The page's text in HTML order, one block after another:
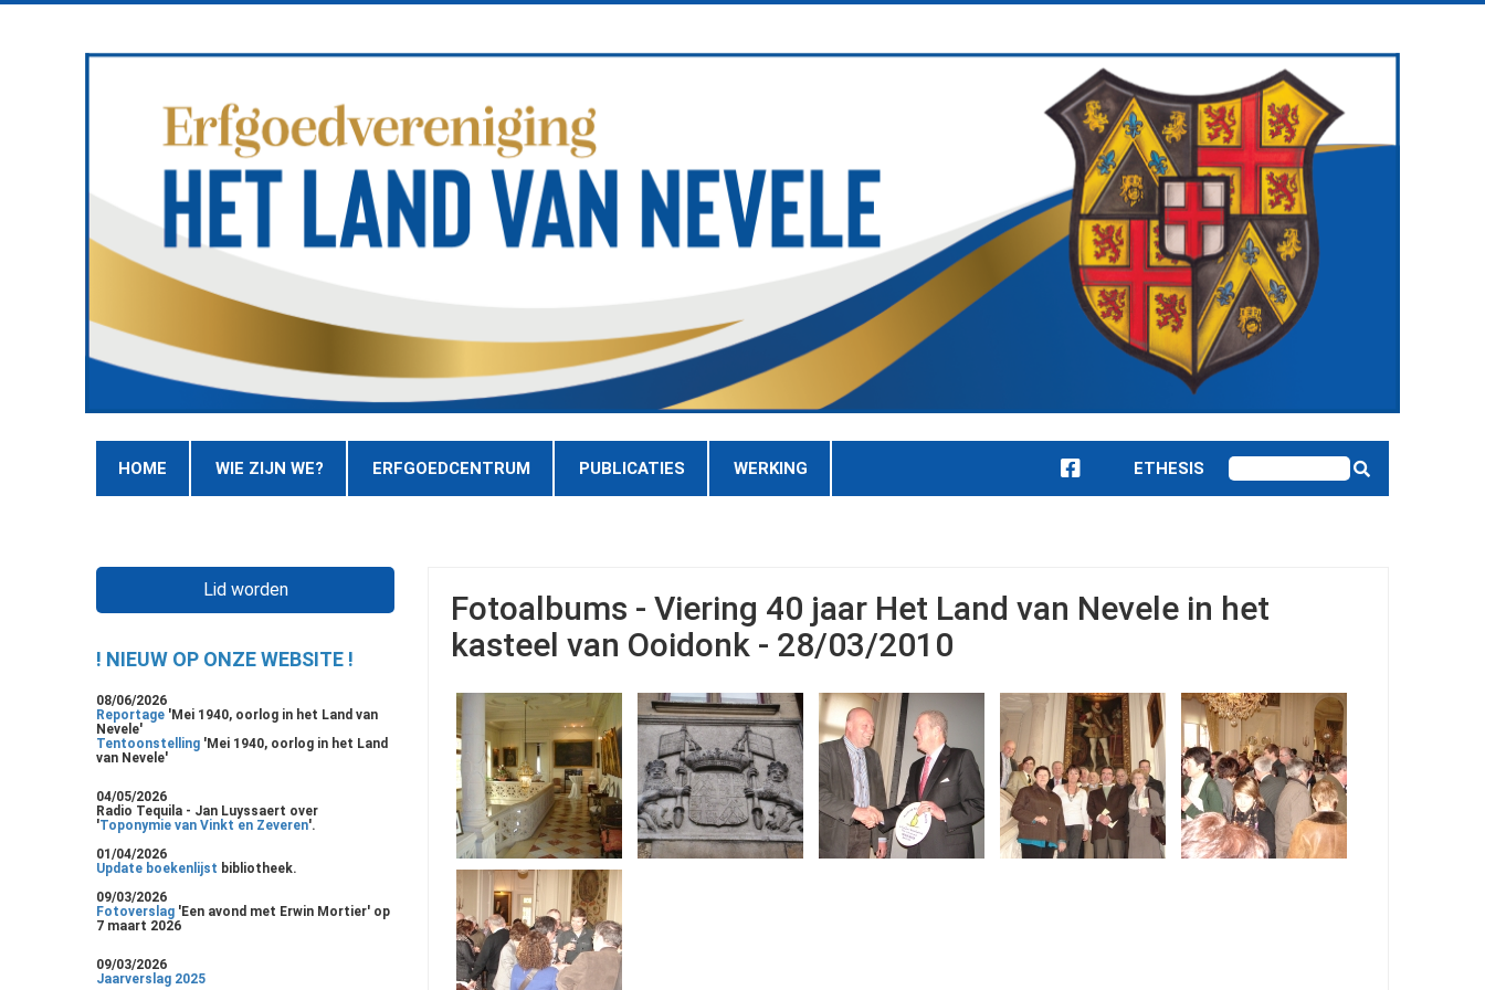
HOME WIE ZIJN WE? ERFGOEDCENTRUM PUBLICATIES WERKING ETHESIS
Lid worden
! NIEUW OP ONZE WEBSITE !
08/06/2026
Reportage 'Mei 1940, oorlog in het Land van
Nevele'
Tentoonstelling 'Mei 1940, oorlog in het Land
van Nevele'
04/05/2026
Radio Tequila - Jan Luyssaert over
'Toponymie van Vinkt en Zeveren'.
01/04/2026
Update boekenlijst bibliotheek.
09/03/2026
Fotoverslag 'Een avond met Erwin Mortier' op
7 maart 2026
09/03/2026
Jaarverslag 2025
Fotoalbums - Viering 40 jaar Het Land van Nevele in het
kasteel van Ooidonk - 28/03/2010